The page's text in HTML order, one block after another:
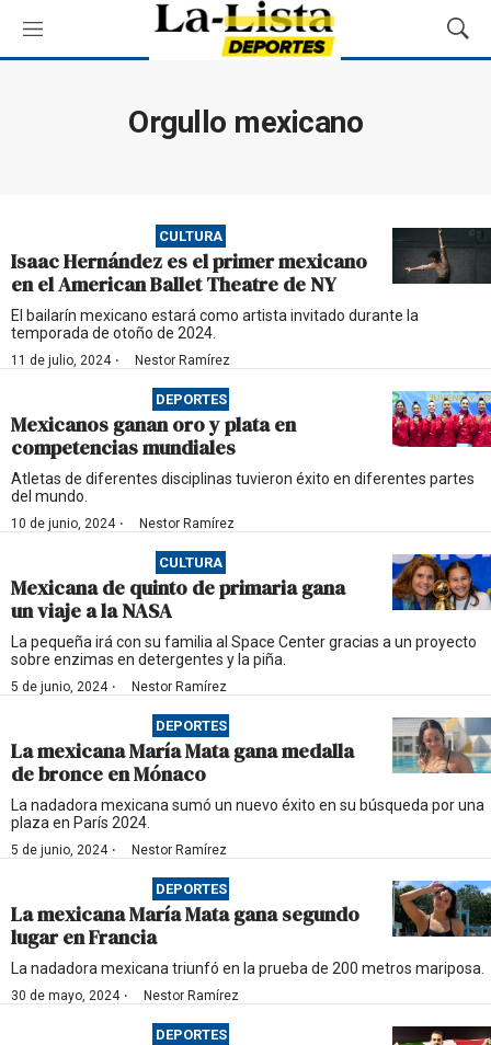
M
e
M
o
ú
s
u
Orgullo mexicano
CULTURA
Isaac Hernández es el primer mexicano
en el American Ballet Theatre de NY
El bailarín mexicano estará como artista invitado durante la
temporada de otoño de 2024.
11 de julio, 2024· Nestor Ramírez
DEPORTES
Mexicanos ganan oro y plata en
competencias mundiales
Atletas de diferentes disciplinas tuvieron éxito en diferentes partes
del mundo.
10 de junio, 2024· Nestor Ramírez
CULTURA
Mexicana de quinto de primaria gana
un viaje a la NASA
La pequeña irá con su familia al Space Center gracias a un proyecto
sobre enzimas en detergentes y la piña.
5 de junio, 2024· Nestor Ramírez
DEPORTES
La mexicana María Mata gana medalla
de bronce en Mónaco
La nadadora mexicana sumó un nuevo éxito en su búsqueda por una
plaza en París 2024.
5 de junio, 2024· Nestor Ramírez
DEPORTES
La mexicana María Mata gana segundo
lugar en Francia
La nadadora mexicana triunfó en la prueba de 200 metros mariposa.
30 de mayo, 2024· Nestor Ramírez
DEPORTES